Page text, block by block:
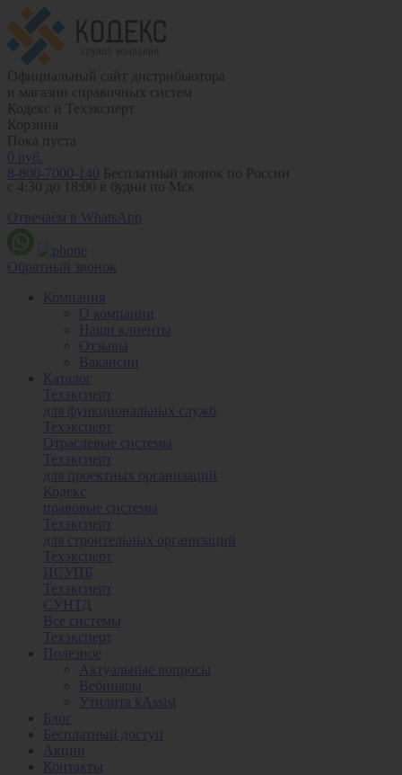
Официальный сайт дистрибьютора
и магазин справочных систем
Кодекс и Техэксперт
Корзина
Пока пуста
0 руб.
8-800-7000-140 Бесплатный звонок по России
с 4:30 до 18:00 в будни по Мск
Отвечаем в WhatsApp
Обратный звонок
Компания
О компании
Наши клиенты
Отзывы
Вакансии
Каталог
Техэксперт
для функциональных служб
Техэксперт
Отраслевые системы
Техэксперт
для проектных организаций
Кодекс
правовые системы
Техэксперт
для строительных организаций
Техэксперт
ИСУПБ
Техэксперт
СУНТД
Все системы
Техэксперт
Полезное
Актуальные вопросы
Вебинары
Утилита kAssist
Блог
Бесплатный доступ
Акции
Контакты